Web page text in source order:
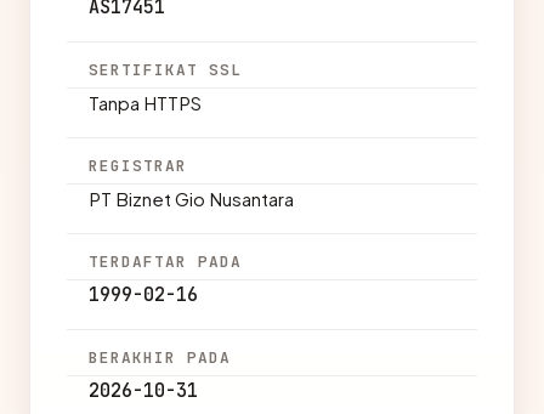
AS17451
SERTIFIKAT SSL
Tanpa HTTPS
REGISTRAR
PT Biznet Gio Nusantara
TERDAFTAR PADA
1999-02-16
BERAKHIR PADA
2026-10-31